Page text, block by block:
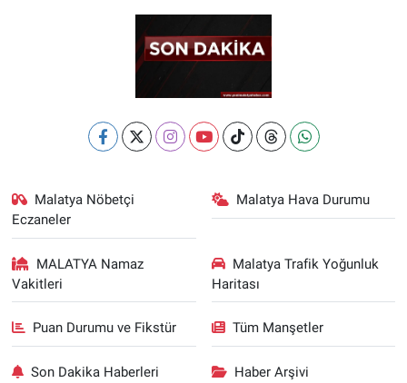
Malatya Nöbetçi
Eczaneler
Malatya Hava Durumu
MALATYA Namaz
Vakitleri
Malatya Trafik Yoğunluk
Haritası
Puan Durumu ve Fikstür Tüm Manşetler
Son Dakika Haberleri Haber Arşivi